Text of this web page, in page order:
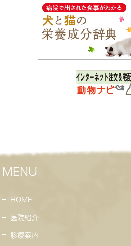
MENU
HOME
医院紹介
診療案内